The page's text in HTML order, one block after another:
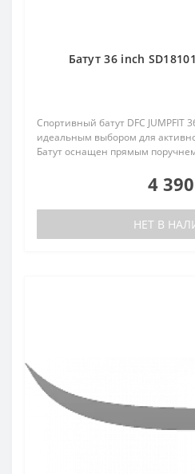
Батут 36 inch
Спортивный батут DFC JUMPFIT
идеальным выбором для
Батут оснащен прямым
4
НЕТ В